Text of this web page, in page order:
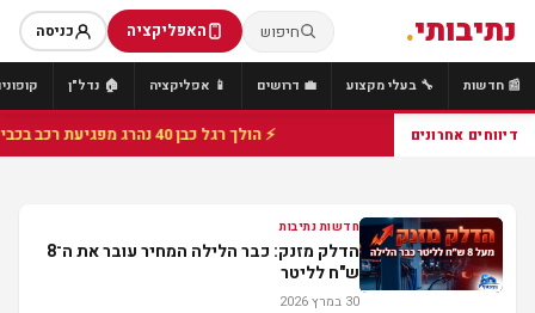
נתיבותי. חיפוש האפליקציה כניסה
📰 חדשות 🔧 בעלי מקצוע 💼 דרושים 📱 אפליקציה 🏠 נדל"ן
דיווחים אחרונים ⚡ הולך רגל כבן 40 נהרג מפגיעת רכב בכביש 25 סמוך לצומת הנשיא, מתנדבי זק"א פועלו בזירה
חדשות נתיבות
הדלק מזנק: כבר הלילה המחיר עובר את ה־8
ש"ח לליטר
30 במרץ 2026